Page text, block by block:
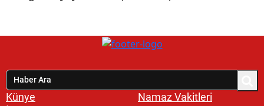
Künye
Namaz Vakitleri